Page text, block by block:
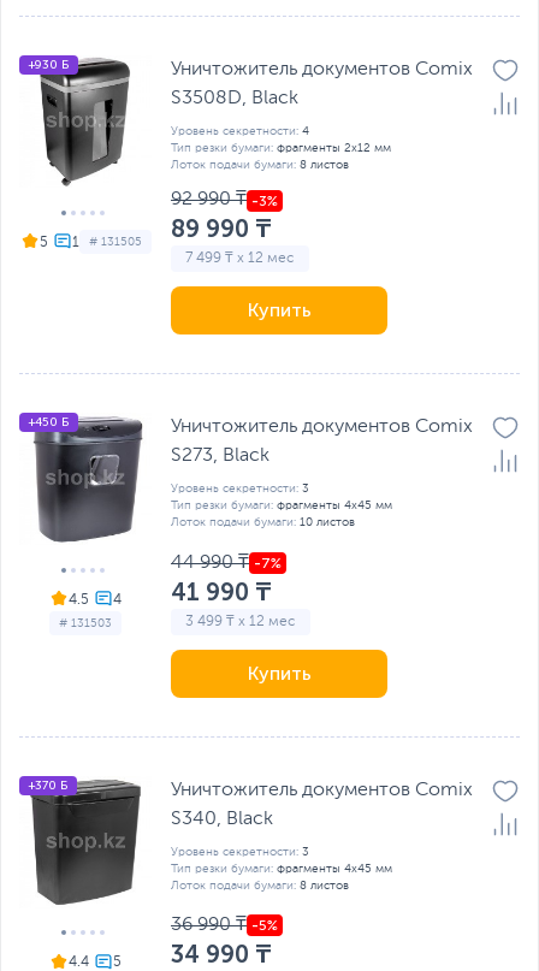
5 # 131505
+930 Б
Уничтожитель документов Comix
S3508D, Black
Уровень секретности: 4
Тип резки бумаги: фрагменты 2х12 мм
Лоток подачи бумаги: 8 листов
92 990 ₸
89 990 ₸
7 499 ₸ x 12 мес
Купить
4.5
# 131503
+450 Б
Уничтожитель документов Comix
S273, Black
Уровень секретности: 3
Тип резки бумаги: фрагменты 4x45 мм
Лоток подачи бумаги: 10 листов
44 990 ₸
41 990 ₸
3 499 ₸ x 12 мес
Купить
4.4
+370 Б
Уничтожитель документов Comix
S340, Black
Уровень секретности: 3
Тип резки бумаги: фрагменты 4x45 мм
Лоток подачи бумаги: 8 листов
36 990 ₸
34 990 ₸